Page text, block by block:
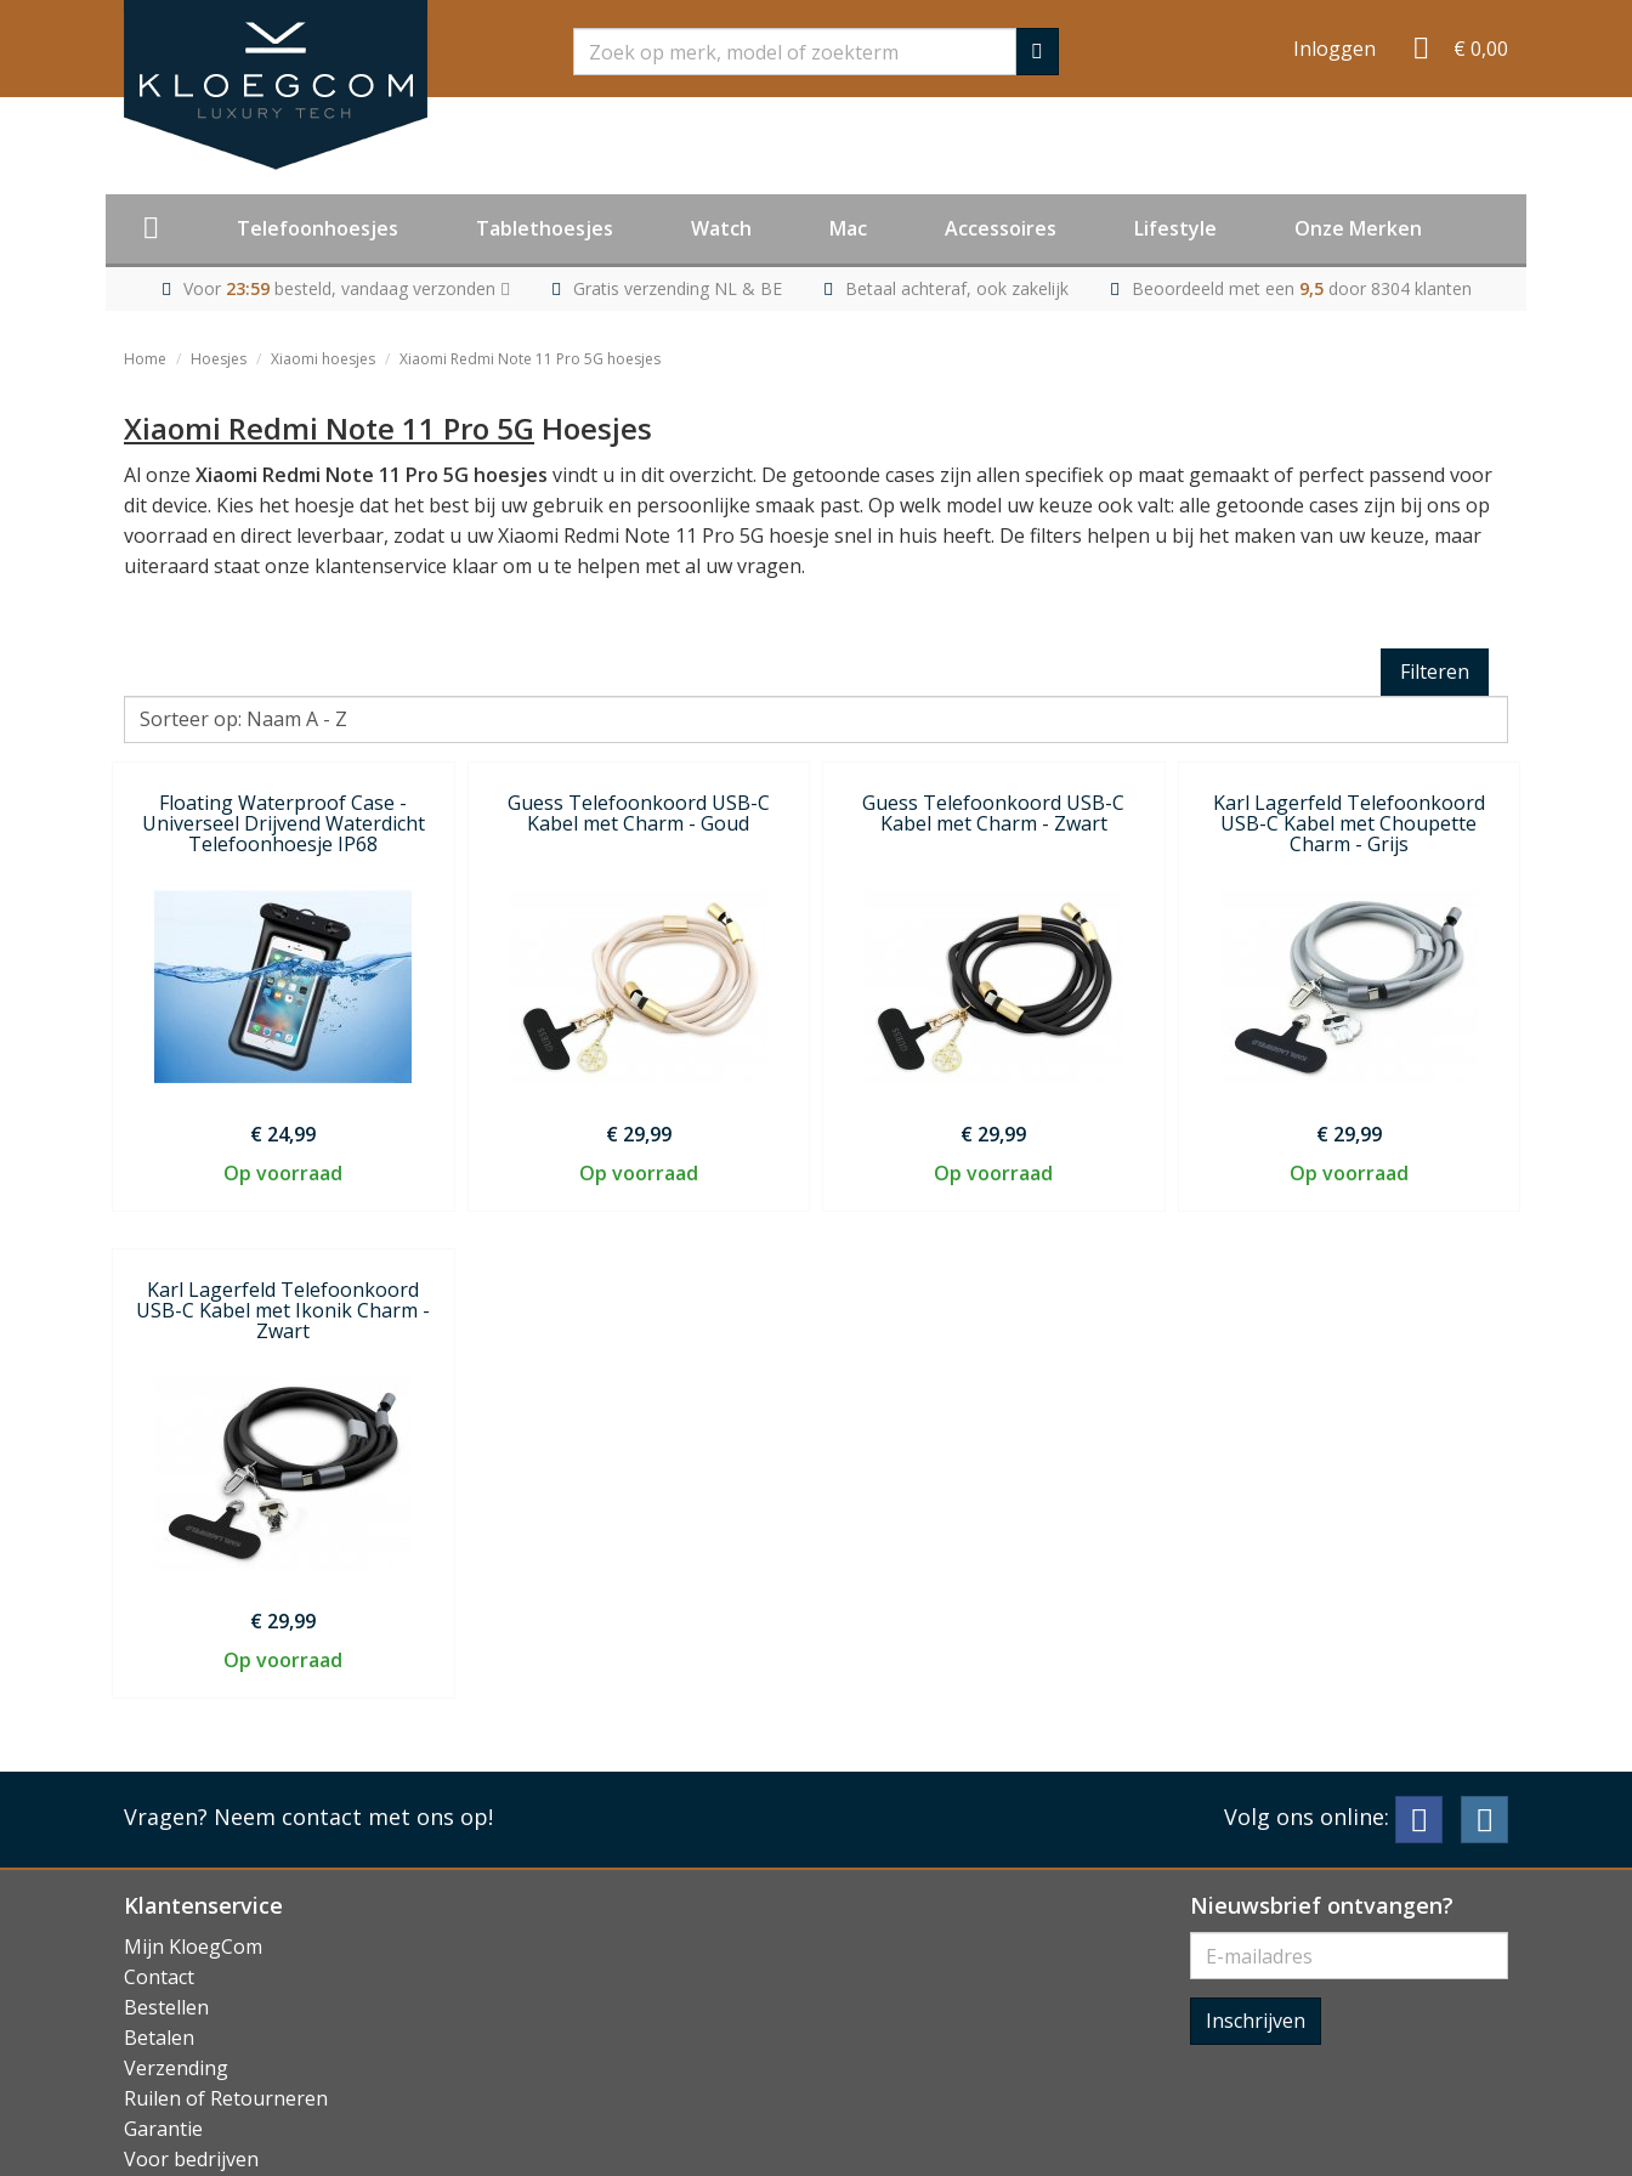
Zoeken Inloggen € 0,00
Telefoonhoesjes Tablethoesjes Watch Mac Accessoires Lifestyle Onze Merken
Voor 23:59besteld, vandaag verzonden Gratis verzending NL & BE Betaal achteraf, ook zakelijk Beoordeeld met een 9,5 door 8304 klanten
Home Hoesjes Xiaomi hoesjes Xiaomi Redmi Note 11 Pro 5G hoesjes
Xiaomi Redmi Note 11 Pro 5G Hoesjes
Al onze Xiaomi Redmi Note 11 Pro 5G hoesjes vindt u in dit overzicht. De getoonde cases zijn allen specifiek op maat gemaakt of perfect passend voor
dit device. Kies het hoesje dat het best bij uw gebruik en persoonlijke smaak past. Op welk model uw keuze ook valt: alle getoonde cases zijn bij ons op
voorraad en direct leverbaar, zodat u uw Xiaomi Redmi Note 11 Pro 5G hoesje snel in huis heeft. De filters helpen u bij het maken van uw keuze, maar
uiteraard staat onze klantenservice klaar om u te helpen met al uw vragen.
Filteren
Floating Waterproof Case -
Universeel Drijvend Waterdicht
Telefoonhoesje IP68
€ 24,99
Op voorraad
Guess Telefoonkoord USB-C
Kabel met Charm - Goud
€ 29,99
Op voorraad
Guess Telefoonkoord USB-C
Kabel met Charm - Zwart
€ 29,99
Op voorraad
Karl Lagerfeld Telefoonkoord
USB-C Kabel met Choupette
Charm - Grijs
€ 29,99
Op voorraad
Karl Lagerfeld Telefoonkoord
USB-C Kabel met Ikonik Charm -
Zwart
€ 29,99
Op voorraad
Vragen? Neem contact met ons op! Volg ons online:
Klantenservice
Mijn KloegCom
Contact
Bestellen
Betalen
Verzending
Ruilen of Retourneren
Garantie
Voor bedrijven
Nieuwsbrief ontvangen?
Inschrijven